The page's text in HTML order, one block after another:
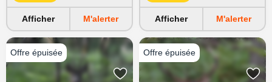
Afficher M'alerter Afficher M'alerter